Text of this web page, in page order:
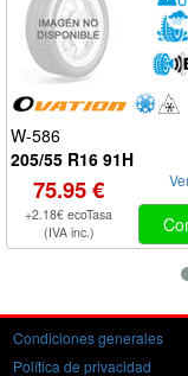
W-586
205/55 R16 91H
75.95 €
+2.18€ ecoTasa
(IVA inc.)
Condiciones generales
Política de privacidad